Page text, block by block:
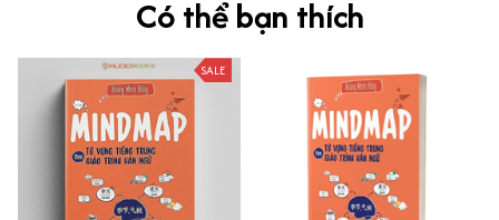
Có thể bạn thích
SALE